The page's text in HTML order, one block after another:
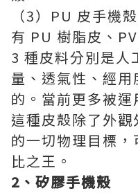
（3）PU 皮手機
有 PU 樹脂皮、
3 種皮料分別是人
量、透氣性、經
的。當前更多被運
這種皮殼除了外
的一切物理目標
比之王。
2、矽膠手機殼